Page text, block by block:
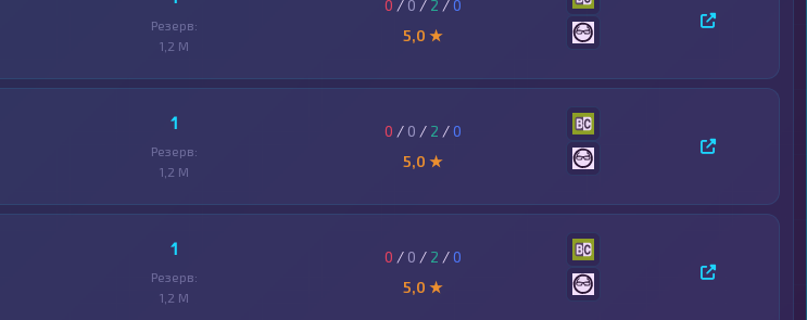
Резерв:
1,2 M
0 / 0 / 2 /0
5,0 ★
1
Резерв:
1,2 M
0 / 0 / 2 /0
5,0 ★
1
Резерв:
1,2 M
0 / 0 / 2 /0
5,0 ★